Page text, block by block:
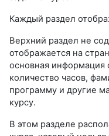
Каждый раздел
Верхний раздел не
отображается на
основная информация
количество часов,
программу и другие
курсу.
В этом разделе